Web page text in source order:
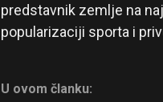
predstavnik zemlje na
popularizaciji sporta i
U ovom članku: